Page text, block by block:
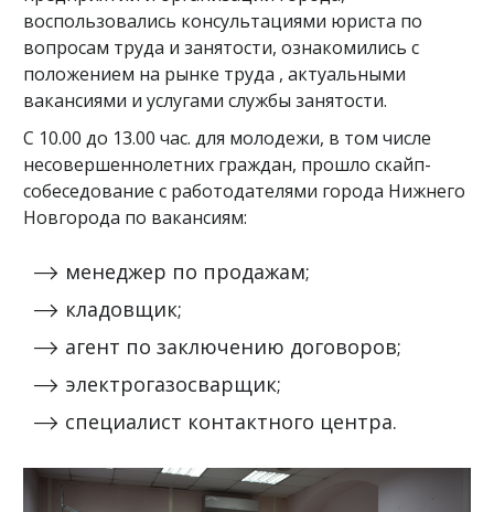
воспользовались консультациями юриста по
вопросам труда и занятости, ознакомились с
положением на рынке труда , актуальными
вакансиями и услугами службы занятости.
С 10.00 до 13.00 час. для молодежи, в том числе
несовершеннолетних граждан, прошло скайп-
собеседование с работодателями города Нижнего
Новгорода по вакансиям:
менеджер по продажам;
кладовщик;
агент по заключению договоров;
электрогазосварщик;
специалист контактного центра.